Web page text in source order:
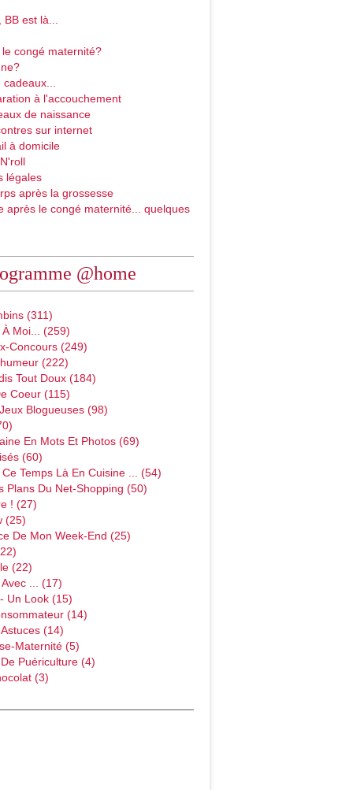
est là...
congé maternité?
à l'accouchement
de naissance
sur internet
à domicile
légales
après la grossesse
après le congé maternité... quelques
@home
(311)
À Moi... (259)
Concours (249)
(222)
Tout Doux (184)
Coeur (115)
Blogueuses (98)
En Mots Et Photos (69)
(60)
Temps Là En Cuisine ... (54)
Plans Du Net-Shopping (50)
! (27)
(25)
De Mon Week-End (25)
(22)
... (17)
Un Look (15)
(14)
(14)
Maternité (5)
Puériculture (4)
(3)